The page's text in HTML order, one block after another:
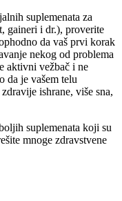
suplemenata za
gaineri i dr.), proverite
da vaš prvi korak
nekog od problema
aktivni vežbač i ne
da je vašem telu
ishrane, više sna,
suplemenata koji su
mnoge zdravstvene